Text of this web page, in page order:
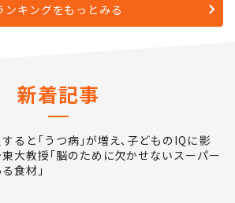
ンキングをもっとみる
新着記事
ると｢うつ病｣が増え､子どものIQに影
大教授｢脳のために欠かせないスーパー
食材｣